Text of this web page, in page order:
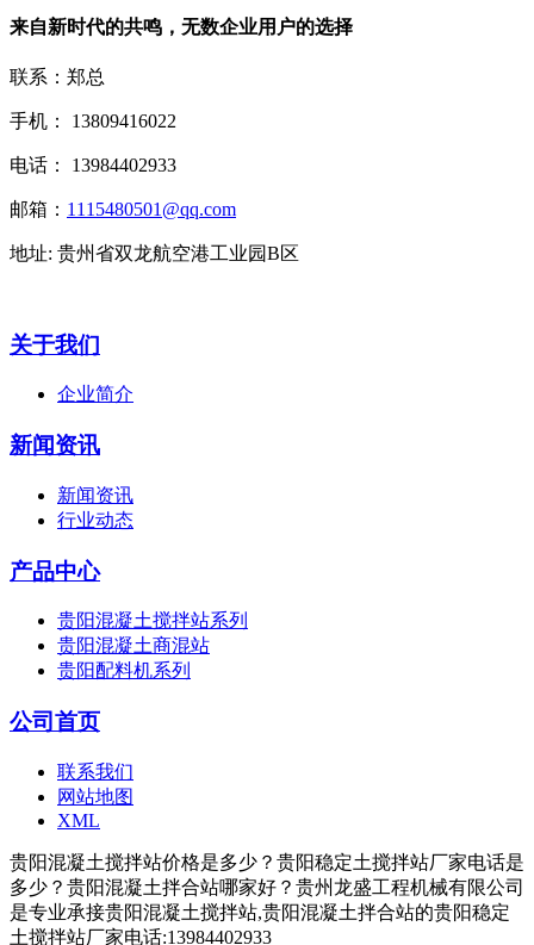
来自新时代的共鸣，无数企业用户的选择
联系：郑总
手机： 13809416022
电话： 13984402933
邮箱： 1115480501@qq.com
地址: 贵州省双龙航空港工业园B区
关于我们
企业简介
新闻资讯
新闻资讯
行业动态
产品中心
贵阳混凝土搅拌站系列
贵阳混凝土商混站
贵阳配料机系列
公司首页
联系我们
网站地图
XML
贵阳混凝土搅拌站价格是多少？贵阳稳定土搅拌站厂家电话是
多少？贵阳混凝土拌合站哪家好？贵州龙盛工程机械有限公司
是专业承接贵阳混凝土搅拌站,贵阳混凝土拌合站的贵阳稳定
土搅拌站厂家电话:13984402933